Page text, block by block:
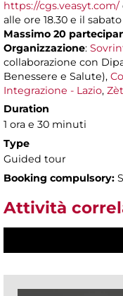
https://cgs.veasyt.com/
alle ore 18.30 e il
Massimo 20
Organizzazione:
collaborazione con
Benessere e Salute),
Integrazione - Lazio,
Duration
1 ora e 30 minuti
Type
Guided tour
Booking compulsory:
Attività